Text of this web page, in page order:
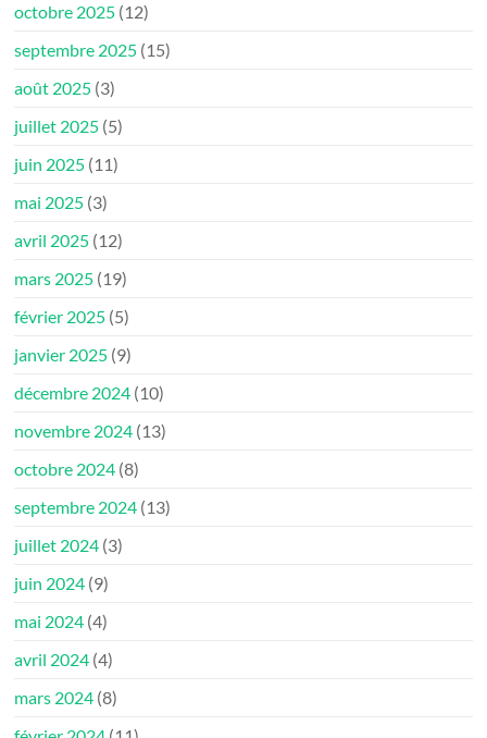
octobre 2025 (12)
septembre 2025 (15)
août 2025 (3)
juillet 2025 (5)
juin 2025 (11)
mai 2025 (3)
avril 2025 (12)
mars 2025 (19)
février 2025 (5)
janvier 2025 (9)
décembre 2024 (10)
novembre 2024 (13)
octobre 2024 (8)
septembre 2024 (13)
juillet 2024 (3)
juin 2024 (9)
mai 2024 (4)
avril 2024 (4)
mars 2024 (8)